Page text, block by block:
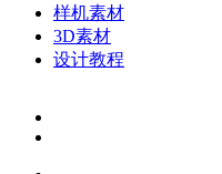
样机素材
3D素材
设计教程